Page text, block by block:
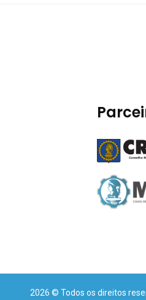
2026 © Todos os direitos